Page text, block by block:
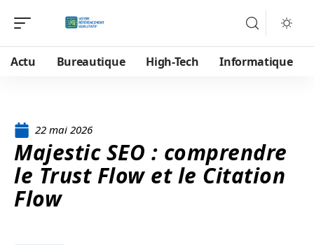
Actu Bureautique High-Tech Informatique
22 mai 2026
Majestic SEO : comprendre
le Trust Flow et le Citation
Flow